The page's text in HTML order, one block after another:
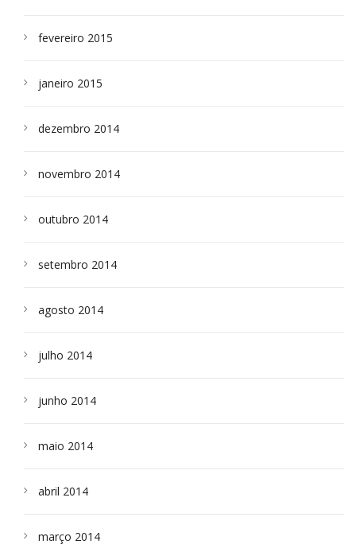
fevereiro 2015
janeiro 2015
dezembro 2014
novembro 2014
outubro 2014
setembro 2014
agosto 2014
julho 2014
junho 2014
maio 2014
abril 2014
março 2014